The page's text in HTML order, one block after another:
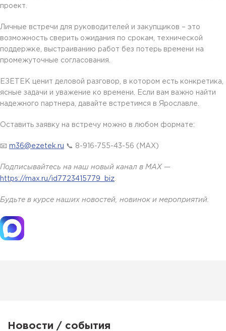
проект.
Личные встречи для руководителей и закупщиков – это
возможность сверить ожидания по срокам, технической
поддержке, выстраиванию работ без потерь времени на
промежуточные согласования.
ЕЗЕТЕК ценит деловой разговор, в котором есть конкретика,
ясные задачи и уважение ко времени. Если вам важно найти
надежного партнера, давайте встретимся в Ярославле.
Оставить заявку на встречу можно в любом формате:
📧 m36@ezetek.ru 📞 8-916-755-43-56 (МАХ)
Подписывайтесь на наш новый канал в MAX —
https://max.ru/id7723415779_biz
Будьте в курсе наших новостей, новинок и мероприятий.
Новости / события